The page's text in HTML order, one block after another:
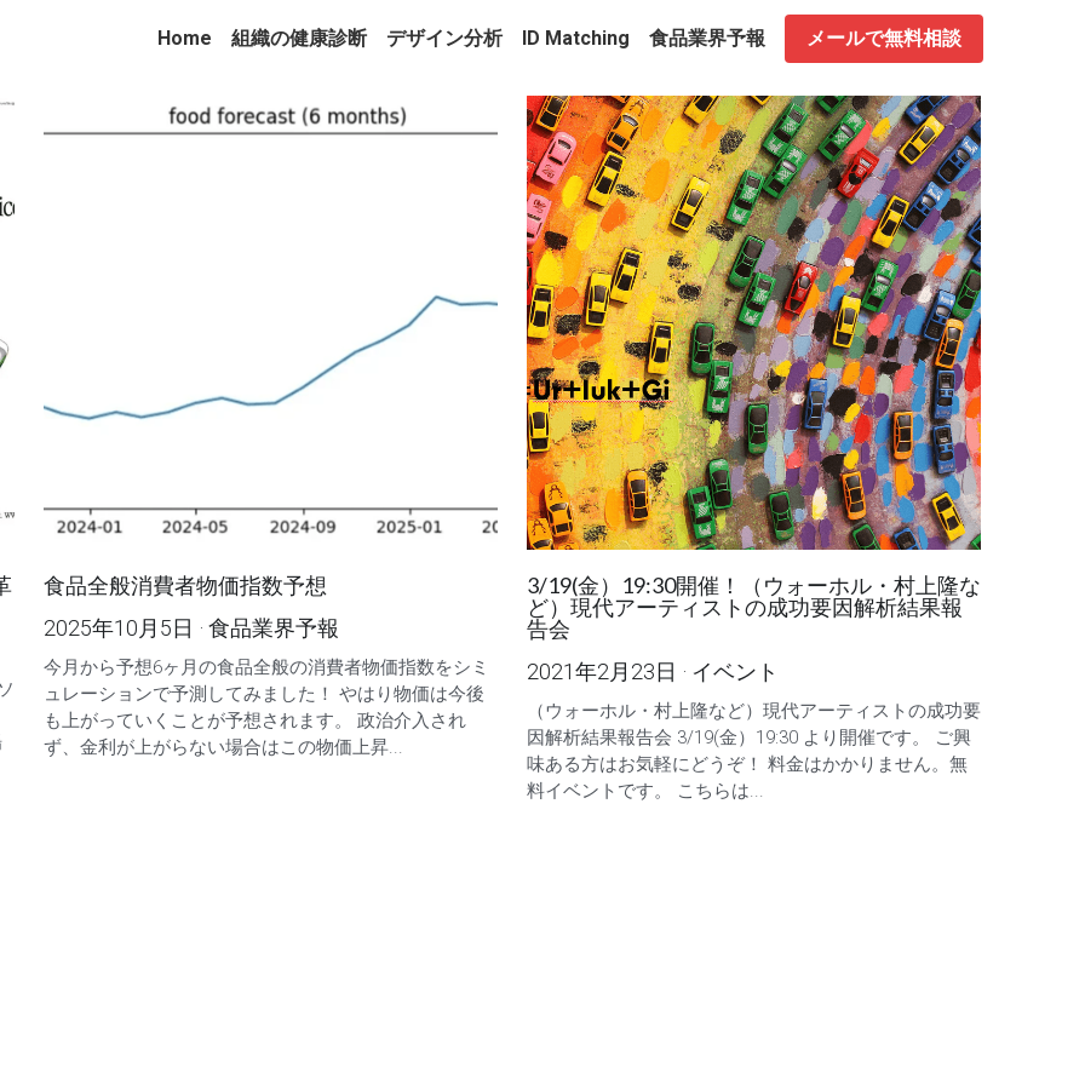
Home 組織の健康診断 デザイン分析 ID Matching 食品業界予報 メールで無料相談
食品全般消費者物価指数予想
2025年10月5日 · 食品業界予報
今月から予想6ヶ月の食品全般の消費者物価指数をシミ
ュレーションで予測してみました！ やはり物価は今後
も上がっていくことが予想されます。 政治介入され
ず、金利が上がらない場合はこの物価上昇...
3/19(金）19:30開催！（ウォーホル・村上隆な
ど）現代アーティストの成功要因解析結果報
告会
2021年2月23日 · イベント
（ウォーホル・村上隆など）現代アーティストの成功要
因解析結果報告会 3/19(金）19:30 より開催です。 ご興
味ある方はお気軽にどうぞ！ 料金はかかりません。無
料イベントです。 こちらは...